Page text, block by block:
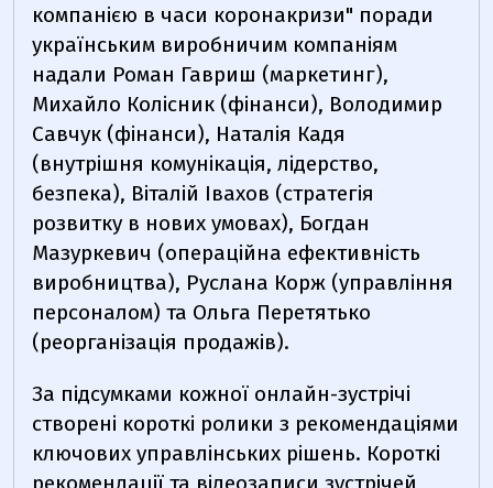
компанією в часи коронакризи" поради
українським виробничим компаніям
надали Роман Гавриш (маркетинг),
Михайло Колісник (фінанси), Володимир
Савчук (фінанси), Наталія Кадя
(внутрішня комунікація, лідерство,
безпека), Віталій Івахов (стратегія
розвитку в нових умовах), Богдан
Мазуркевич (операційна ефективність
виробництва), Руслана Корж (управління
персоналом) та Ольга Перетятько
(реорганізація продажів).
За підсумками кожної онлайн-зустрічі
створені короткі ролики з рекомендаціями
ключових управлінських рішень. Короткі
рекомендації та відеозаписи зустрічей